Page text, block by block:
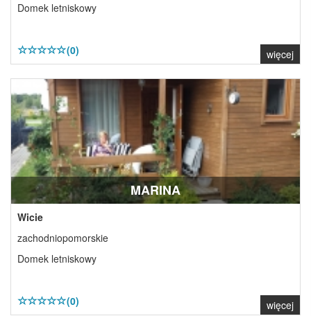
Domek letniskowy
(0) więcej
MARINA
Wicie
zachodniopomorskie
Domek letniskowy
(0) więcej